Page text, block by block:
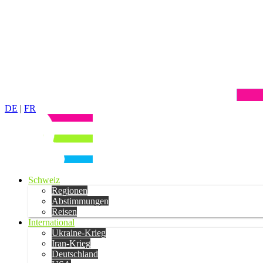
DE | FR
Schweiz
Regionen
Abstimmungen
Reisen
International
Ukraine-Krieg
Iran-Krieg
Deutschland